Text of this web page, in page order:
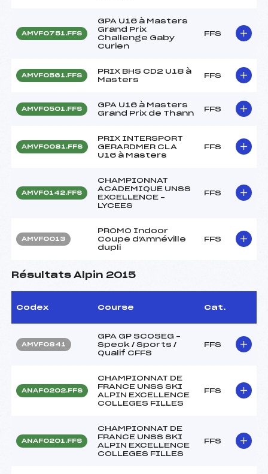
AMVF0751.FFS
GPA U16 à Masters
Grand Prix
Challenge Gaby
Curien
FFS
AMVF0561.FFS
PRIX BHS CD2 U18 à
Masters
FFS
AMVF0501.FFS
GPA U16 à Masters
Grand Prix de Thann
FFS
AMVF0081.FFS
PRIX INTERSPORT
GERARDMER CLA
U16 à Masters
FFS
AMVF0142.FFS
CHAMPIONNAT
ACADEMIQUE UNSS
EXCELLENCE –
LYCEES
FFS
AMVF0013
PROMO Indoor
Coupe d'Amnéville
dupli
FFS
Résultats Alpin 2015
Codex Course Cat.
AMVF0841
GPA GP SCOSEG –
Speck / Sports /
Qualif CFFS
FFS
ANAF0202.FFS
CHAMPIONNAT DE
FRANCE UNSS SKI
ALPIN EXCELLENCE
COLLEGES FILLES
FFS
ANAF0201.FFS
CHAMPIONNAT DE
FRANCE UNSS SKI
ALPIN EXCELLENCE
COLLEGES FILLES
FFS